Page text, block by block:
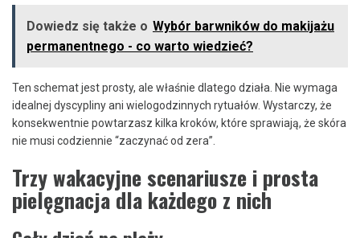
Dowiedz się także o Wybór barwników do makijażu
permanentnego - co warto wiedzieć?
Ten schemat jest prosty, ale właśnie dlatego działa. Nie wymaga
idealnej dyscypliny ani wielogodzinnych rytuałów. Wystarczy, że
konsekwentnie powtarzasz kilka kroków, które sprawiają, że skóra
nie musi codziennie “zaczynać od zera”.
Trzy wakacyjne scenariusze i prosta
pielęgnacja dla każdego z nich